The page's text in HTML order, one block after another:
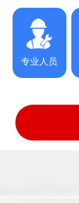
专业人员